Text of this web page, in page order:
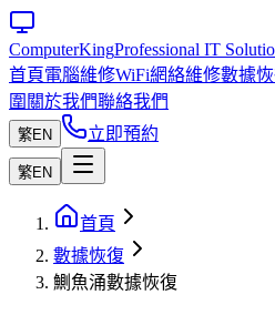
ComputerKingProfessional IT
首頁電腦維修WiFi網絡維修數據
圍 關於我們聯絡我們
繁EN 立即預約
繁EN
首頁
數據恢復
鰂魚涌數據恢復